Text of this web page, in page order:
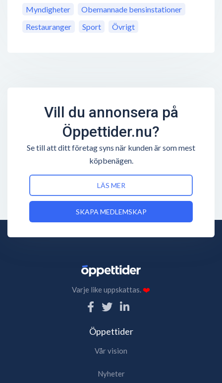
Myndigheter
Obemannade bensinstationer
Restauranger
Sport Övrigt
Vill du annonsera på
Öppettider.nu?
Se till att ditt företag syns när kunden är som mest
köpbenägen.
LÄS MER
SKAPA MEDLEMSKAP
Varje like uppskattas.❤️
Öppettider
Vår vision
Nyheter